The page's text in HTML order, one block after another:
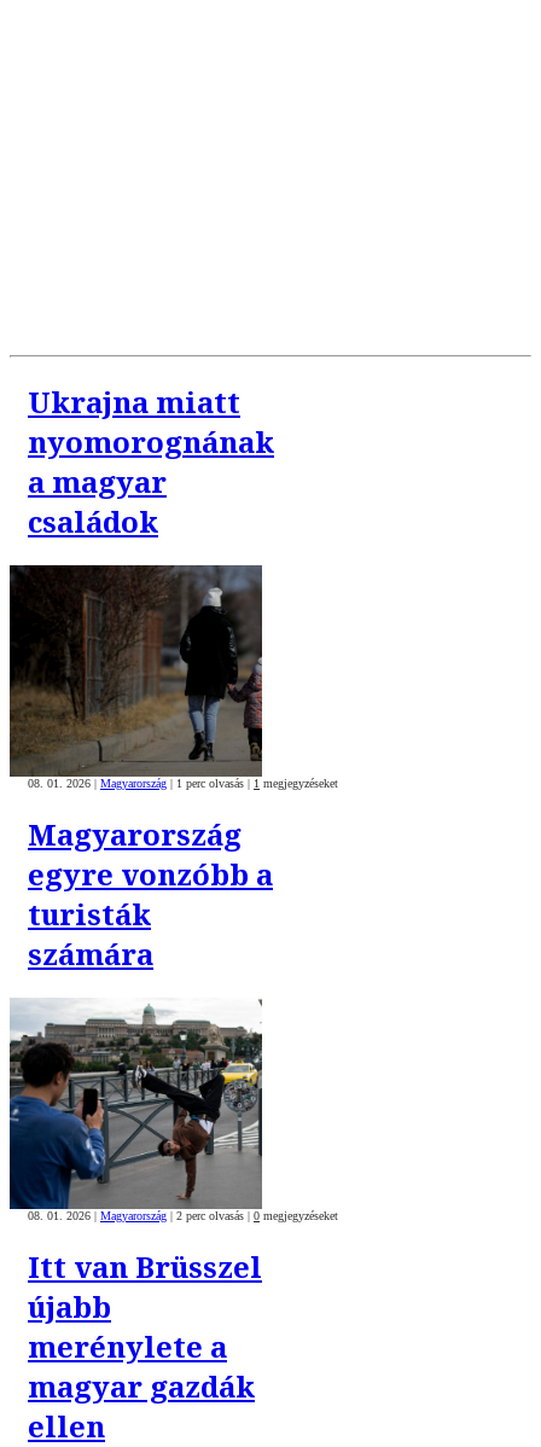
Ukrajna miatt
nyomorognának
a magyar
családok
08. 01. 2026 | Magyarország | 1 perc olvasás | 1 megjegyzéseket
Magyarország
egyre vonzóbb a
turisták
számára
08. 01. 2026 | Magyarország | 2 perc olvasás | 0 megjegyzéseket
Itt van Brüsszel
újabb
merénylete a
magyar gazdák
ellen